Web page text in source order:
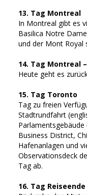
13. Tag Montreal
In Montreal gibt es
Basilica Notre
und der Mont Royal
14. Tag Montreal
Heute geht es
15. Tag Toronto
Tag zu freien
Stadtrundfahrt
Business District,
Hafenanlagen und
Observationsdeck
Tag ab.
16. Tag Reiseende